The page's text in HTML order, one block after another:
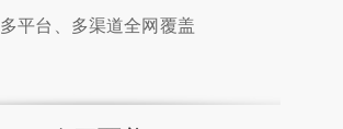
多平台、多渠道全网覆盖